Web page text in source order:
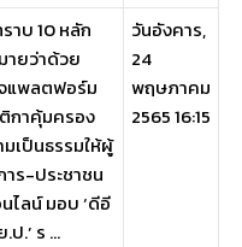
าบ 10 หลัก
ายว่าด้วย
แพลตฟอร์ม
กาคุ้มครอง
เป็นธรรมให้ผู้
าร-ประชาชน
ไลน์ มอบ ‘ดีอี
.’ ร ...
วันอังคาร,
24
พฤษภาคม
2565 16:15